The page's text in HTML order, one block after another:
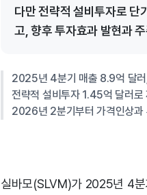
다만 전략적 설비투자로 단
고, 향후 투자효과 발현과
2025년 4분기 매출 8.9억 달
전략적 설비투자 1.45억 달러로
2026년 2분기부터 가격인상과
실바모(SLVM)가 2025년 4